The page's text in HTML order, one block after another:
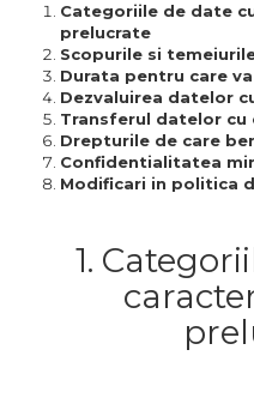
Categoriile de date
prelucrate
Scopurile si
Durata pentru care
Dezvaluirea datelor
Transferul datelor cu
Drepturile de care
Confidentialitatea
Modificari in politica
1.